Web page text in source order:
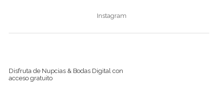
Instagram
Disfruta de Nupcias & Bodas Digital con
acceso gratuito